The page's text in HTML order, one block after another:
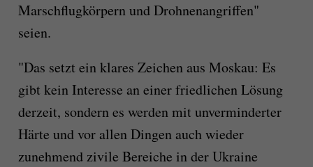
Marschflugkörpern und Drohnenangriffen"
seien.
"Das setzt ein klares Zeichen aus Moskau: Es
gibt kein Interesse an einer friedlichen Lösung
derzeit, sondern es werden mit unverminderter
Härte und vor allen Dingen auch wieder
zunehmend zivile Bereiche in der Ukraine